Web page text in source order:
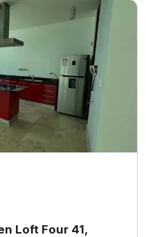
Loft Four 41,